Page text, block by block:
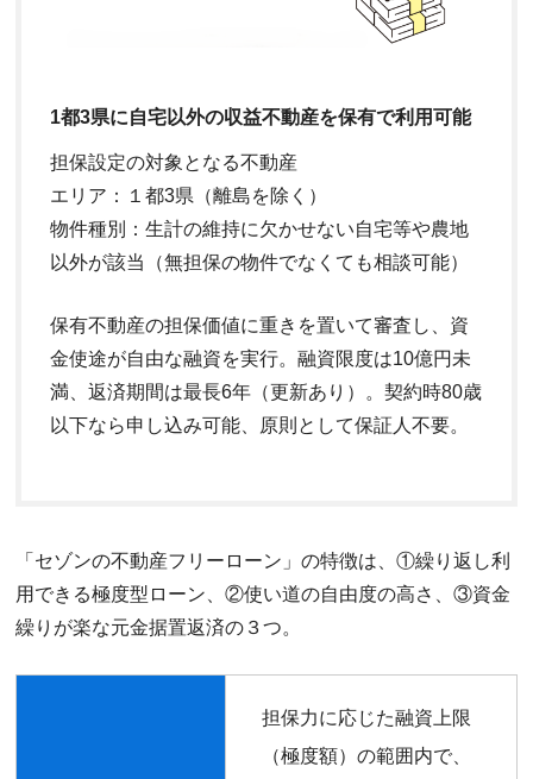
1都3県に自宅以外の収益不動産を保有で利用可能
担保設定の対象となる不動産
エリア：１都3県（離島を除く）
物件種別：生計の維持に欠かせない自宅等や農地
以外が該当（無担保の物件でなくても相談可能）
保有不動産の担保価値に重きを置いて審査し、資
金使途が自由な融資を実行。融資限度は10億円未
満、返済期間は最長6年（更新あり）。契約時80歳
以下なら申し込み可能、原則として保証人不要。
「セゾンの不動産フリーローン」の特徴は、①繰り返し利
用できる極度型ローン、②使い道の自由度の高さ、③資金
繰りが楽な元金据置返済の３つ。
担保力に応じた融資上限
（極度額）の範囲内で、